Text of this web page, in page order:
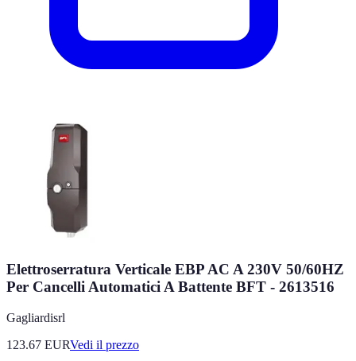
Elettroserratura Verticale EBP AC A 230V 50/60HZ
Per Cancelli Automatici A Battente BFT - 2613516
Gagliardisrl
123.67 EURVedi il prezzo